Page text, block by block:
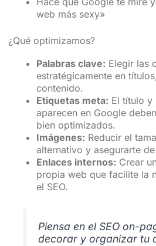
web más sexy»
¿Qué optimizamos?
Palabras clave: Elegir las
estratégicamente en
contenido.
Etiquetas meta: El título y
aparecen en Google
bien optimizados.
Imágenes: Reducir el
alternativo y asegurarte
Enlaces internos: Crear
propia web que facilite la
el SEO.
Piensa en el SEO on-
decorar y organizar tu